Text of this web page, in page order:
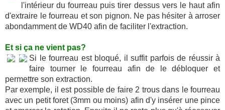
l'intérieur du fourreau puis tirer dessus vers le haut afin
d'extraire le fourreau et son pignon. Ne pas hésiter à arroser
abondamment de WD40 afin de faciliter l'extraction.
Et si ça ne vient pas?
Si le fourreau est bloqué, il suffit parfois de réussir à
faire tourner le fourreau afin de le débloquer et
permettre son extraction.
Par exemple, il est possible de faire 2 trous dans le fourreau
avec un petit foret (3mm ou moins) afin d'y insérer une pince